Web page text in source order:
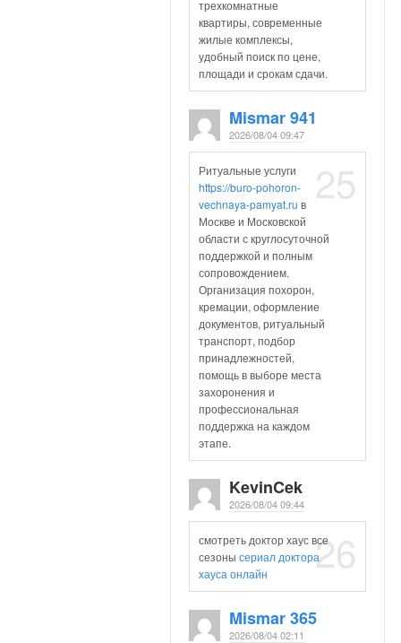
трехкомнатные
квартиры, современные
жилые комплексы,
удобный поиск по цене,
площади и срокам сдачи.
Mismar 941
2026/08/04 09:47
25
Ритуальные услуги
https://buro-pohoron-
vechnaya-pamyat.ru в
Москве и Московской
области с круглосуточной
поддержкой и полным
сопровождением.
Организация похорон,
кремации, оформление
документов, ритуальный
транспорт, подбор
принадлежностей,
помощь в выборе места
захоронения и
профессиональная
поддержка на каждом
этапе.
KevinCek
2026/08/04 09:44
26
смотреть доктор хаус все
сезоны сериал доктора
хауса онлайн
Mismar 365
2026/08/04 02:11